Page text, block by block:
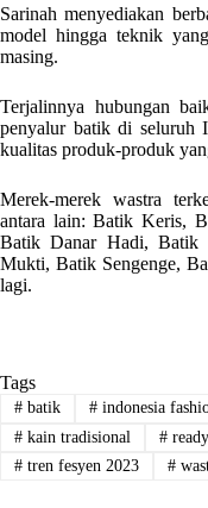
Sarinah menyediakan
model hingga teknik
masing.
Terjalinnya hubungan
penyalur batik di seluruh
kualitas produk-produk
Merek-merek wastra
antara lain: Batik Keris,
Batik Danar Hadi, Batik
Mukti, Batik Sengenge,
lagi.
Tags
#batik #indonesia
#kain tradisional #
#tren fesyen 2023 #